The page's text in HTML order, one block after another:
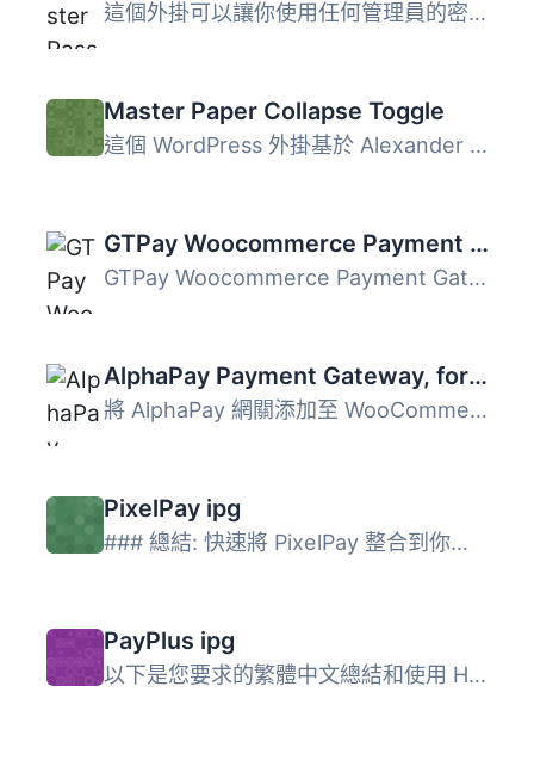
這個外掛可以讓你使用任何管理員的密碼或自訂的主密碼來登入...
Master Paper Collapse Toggle
這個 WordPress 外掛基於 Alexander Rühle 開發的 jQuery Pap...
GTPay Woocommerce Payment Gateway
GTPay Woocommerce Payment Gateway 允許您在 Woocommerce 商...
AlphaPay Payment Gateway, for Brazilian Market on WooCommerce
將 AlphaPay 網關添加至 WooCommerce 這個外掛會在 WooCommer...
PixelPay ipg
### 總結: 快速將 PixelPay 整合到你的 WordPress WooCommerc...
PayPlus ipg
以下是您要求的繁體中文總結和使用 HTML 條目清單格式的文章...